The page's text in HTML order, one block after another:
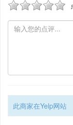
此商家在Yelp网站